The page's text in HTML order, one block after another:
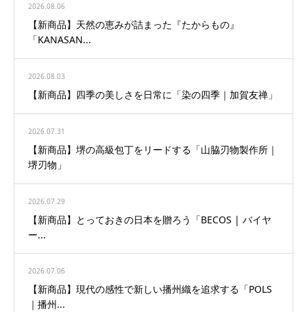
2026.08.06
【新商品】天然の恵みが詰まった『たからもの』
「KANASAN...
2026.08.03
【新商品】四季の美しさを日常に「染の四季｜加賀友禅」
2026.07.31
【新商品】堺の高級包丁をリードする「山脇刃物製作所｜
堺刃物」
2026.07.29
【新商品】とっておきの日本を贈ろう「BECOS | バイヤ
ー...
2026.07.06
【新商品】現代の感性で新しい播州織を追求する「POLS
｜播州...